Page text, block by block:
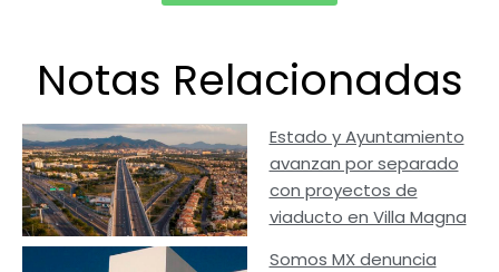
Notas Relacionadas
Estado y Ayuntamiento
avanzan por separado
con proyectos de
viaducto en Villa Magna
Somos MX denuncia